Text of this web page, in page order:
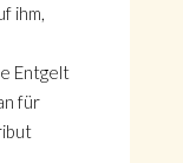
ihm,
Entgelt
für